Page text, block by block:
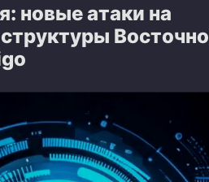
новые атаки на